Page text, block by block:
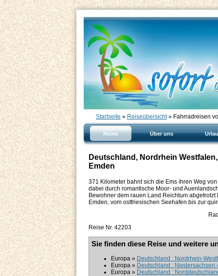
Startseite » Reiseübersicht» Fahrradreisen
Home Über uns
Deutschland, Nordrhein
Emden
371 Kilometer bahnt sich die Ems ihren Weg
dabei durch romantische Moor- und
Bewohner dem rauen Land Reichtum
Emden, vom ostfriesischen Seehafen bis zur
Reise Nr. 42203
Sie finden diese Reise und weitere
Europa » Deutschland : Nordrhein-
Europa » Deutschland :
Europa » Deutschland :